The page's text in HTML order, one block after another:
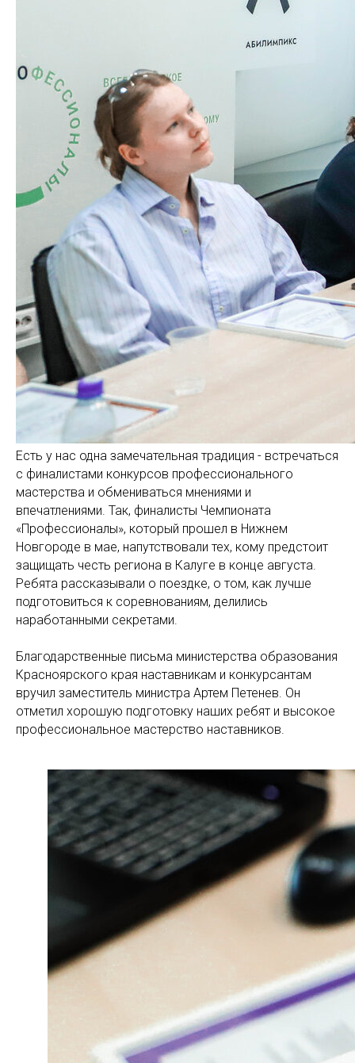
Есть у нас одна замечательная традиция - встречаться
с финалистами конкурсов профессионального
мастерства и обмениваться мнениями и
впечатлениями. Так, финалисты Чемпионата
«Профессионалы», который прошел в Нижнем
Новгороде в мае, напутствовали тех, кому предстоит
защищать честь региона в Калуге в конце августа.
Ребята рассказывали о поездке, о том, как лучше
подготовиться к соревнованиям, делились
наработанными секретами.
Благодарственные письма министерства образования
Красноярского края наставникам и конкурсантам
вручил заместитель министра Артем Петенев. Он
отметил хорошую подготовку наших ребят и высокое
профессиональное мастерство наставников.